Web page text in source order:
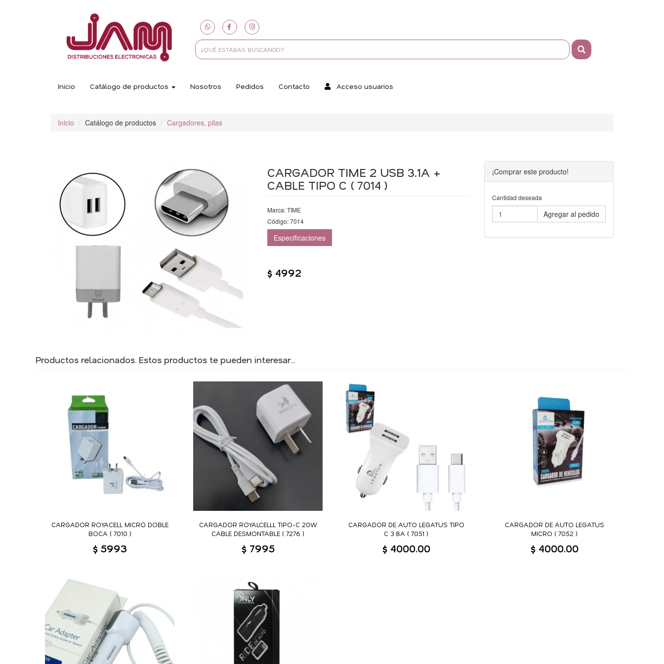
Inicio Catálogo de productos Nosotros Pedidos Contacto Acceso usuarios
Inicio Catálogo de productos Cargadores, pilas
CARGADOR TIME 2 USB 3.1A +
CABLE TIPO C ( 7014 )
Marca: TIME
Código: 7014
Especificaciones
$ 4992
¡Comprar este producto!
Cantidad deseada
Agregar al pedido
Productos relacionados. Estos productos te pueden interesar...
CARGADOR ROYACELL MICRO DOBLE
BOCA ( 7010 )
$ 5993
CARGADOR ROYALCELLL TIPO-C 20W
CABLE DESMONTABLE ( 7276 )
$ 7995
CARGADOR DE AUTO LEGATUS TIPO
C 3.8A ( 7051 )
$ 4000.00
CARGADOR DE AUTO LEGATUS
MICRO ( 7052 )
$ 4000.00